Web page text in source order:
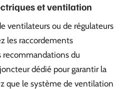
et ventilation
ventilateurs ou de régulateurs
les raccordements
recommandations du
dédié pour garantir la
que le système de ventilation